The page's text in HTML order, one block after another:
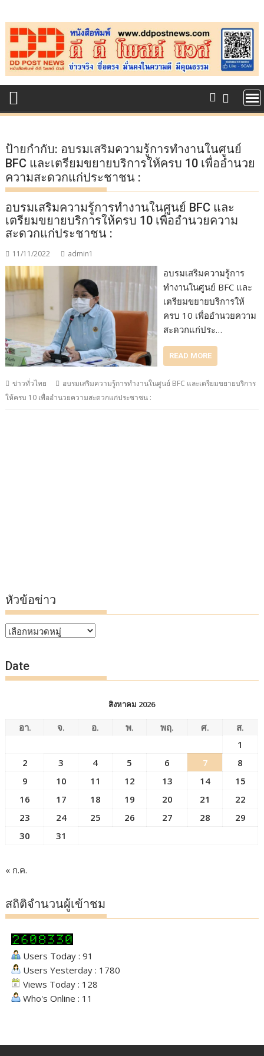
to
content
ป้ายกำกับ: อบรมเสริมความรู้การทำงานในศูนย์
BFC และเตรียมขยายบริการให้ครบ 10 เพื่ออำนวย
ความสะดวกแก่ประชาชน :
อบรมเสริมความรู้การทำงานในศูนย์ BFC และ
เตรียมขยายบริการให้ครบ 10 เพื่ออำนวยความ
สะดวกแก่ประชาชน :
11/11/2022 admin1
อบรมเสริมความรู้การ
ทำงานในศูนย์ BFC และ
เตรียมขยายบริการให้
ครบ 10 เพื่ออำนวยความ
สะดวกแก่ประ…
READ MORE
ข่าวทั่วไทย
อบรมเสริมความรู้การทำงานในศูนย์ BFC และเตรียมขยายบริการ
ให้ครบ 10 เพื่ออำนวยความสะดวกแก่ประชาชน :
หัวข้อข่าว
หัวข้อ
Date
สิงหาคม 2026
อา. จ. อ. พ. พฤ. ศ.
ส.
1
2
3 4 5 6 7
8
9
10 11 12 13 14
15
16
17 18 19 20 21
22
23
24 25 26 27 28
29
30
31
« ก.ค.
สถิติจำนวนผู้เข้าชม
Users Today : 91
Users Yesterday : 1780
Views Today : 128
Who's Online : 11